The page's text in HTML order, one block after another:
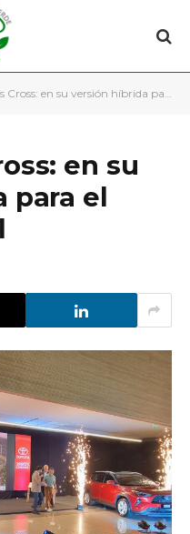
en su versión híbrida para el público juvenil
en su
para el